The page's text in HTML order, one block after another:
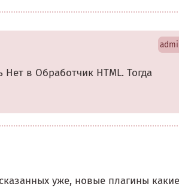
в Обработчик HTML. Тогда
уже, новые плагины